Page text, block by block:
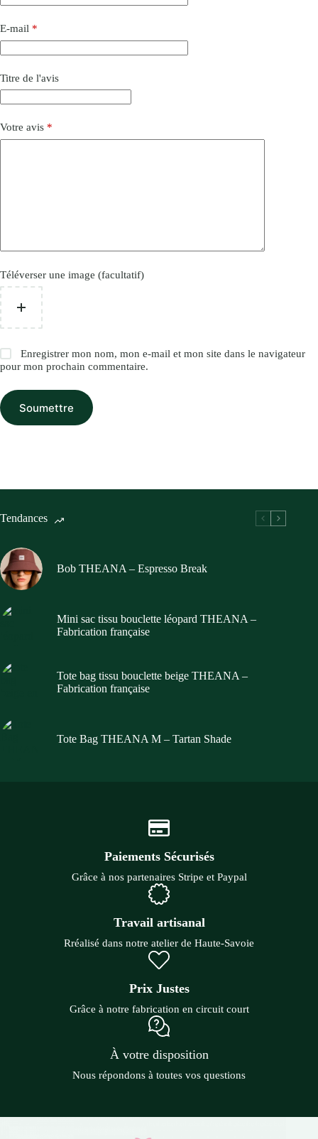
E-mail *
Titre de l'avis
Votre avis *
Téléverser une image (facultatif)
Enregistrer mon nom, mon e-mail et mon site dans le navigateur
pour mon prochain commentaire.
Soumettre
Tendances
Bob THEANA – Espresso Break
Mini sac tissu bouclette léopard THEANA –
Fabrication française
Tote bag tissu bouclette beige THEANA –
Fabrication française
Tote Bag THEANA M – Tartan Shade
Paiements Sécurisés
Grâce à nos partenaires Stripe et Paypal
Travail artisanal
Rréalisé dans notre atelier de Haute-Savoie
Prix Justes
Grâce à notre fabrication en circuit court
À votre disposition
Nous répondons à toutes vos questions